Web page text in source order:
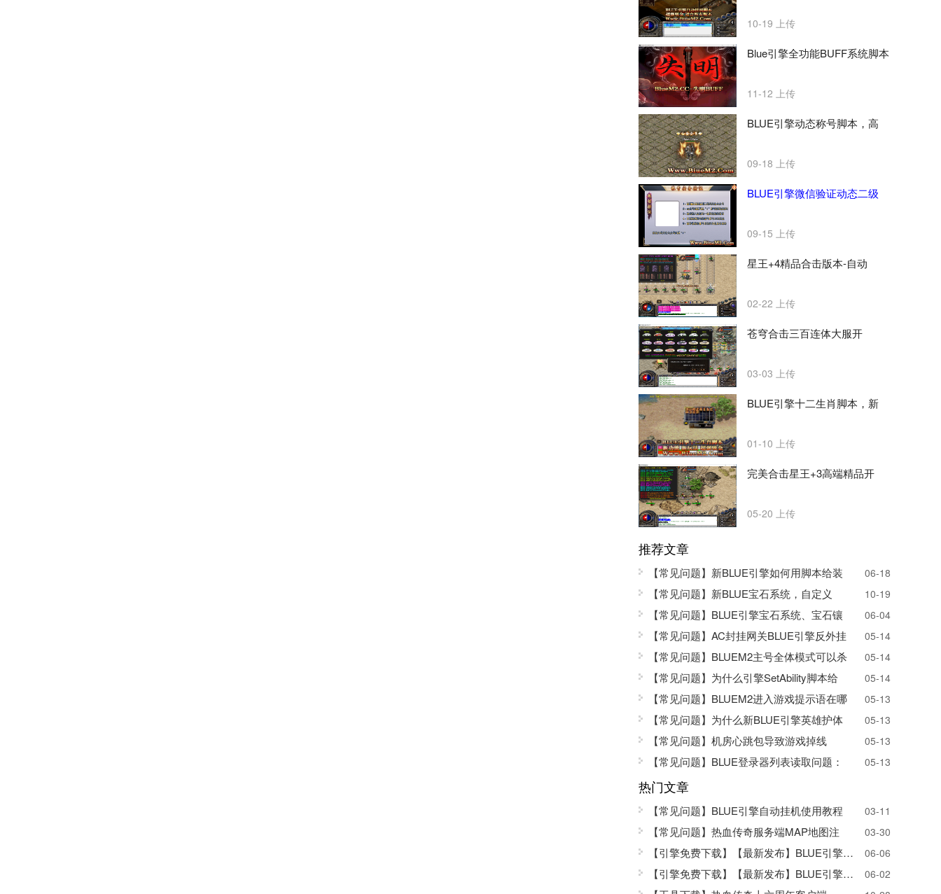
10-19 上传
Blue引擎全功能BUFF系统脚本
11-12 上传
BLUE引擎动态称号脚本，高
09-18 上传
BLUE引擎微信验证动态二级
09-15 上传
星王+4精品合击版本-自动
02-22 上传
苍穹合击三百连体大服开
03-03 上传
BLUE引擎十二生肖脚本，新
01-10 上传
完美合击星王+3高端精品开
05-20 上传
推荐文章
【常见问题】新BLUE引擎如何用脚本给装 06-18
【常见问题】新BLUE宝石系统，自定义 10-19
【常见问题】BLUE引擎宝石系统、宝石镶 06-04
【常见问题】AC封挂网关BLUE引擎反外挂 05-14
【常见问题】BLUEM2主号全体模式可以杀 05-14
【常见问题】为什么引擎SetAbility脚本给 05-14
【常见问题】BLUEM2进入游戏提示语在哪 05-13
【常见问题】为什么新BLUE引擎英雄护体 05-13
【常见问题】机房心跳包导致游戏掉线 05-13
【常见问题】BLUE登录器列表读取问题： 05-13
热门文章
【常见问题】BLUE引擎自动挂机使用教程 03-11
【常见问题】热血传奇服务端MAP地图注 03-30
【引擎免费下载】 【最新发布】BLUE引擎SQL版 06-06
【引擎免费下载】【最新发布】BLUE引擎正式 06-02